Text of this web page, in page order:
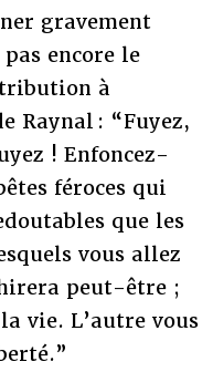
gravement
encore le
à
Raynal : “Fuyez,
! Enfoncez-
féroces qui
que les
vous allez
peut-être ;
vie. L’autre vous